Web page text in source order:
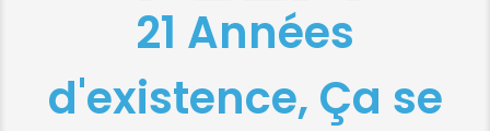
21 Années
d'existence, Ça se